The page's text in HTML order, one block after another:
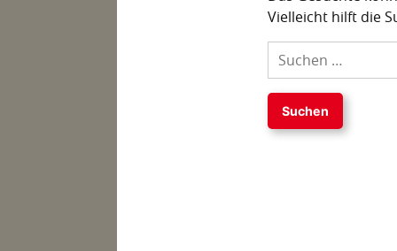
Vielleicht hilft die
Suchen